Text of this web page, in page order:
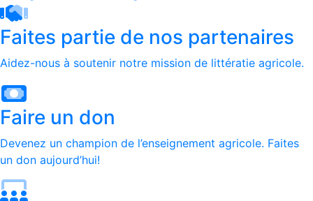
Faites partie de nos partenaires
Aidez-nous à soutenir notre mission de littératie agricole.
Faire un don
Devenez un champion de l’enseignement agricole. Faites
un don aujourd’hui!